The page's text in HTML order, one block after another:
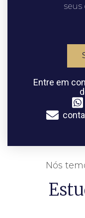
Entre em
Nós